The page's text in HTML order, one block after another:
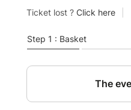
stagner ou de reculer
les excentriques
Conservatoire
et de danse de Paris
de Paris pendant plus
travaillé avec Michel